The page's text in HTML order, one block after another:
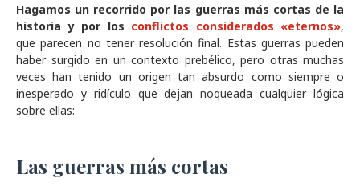
Hagamos un recorrido por las guerras más cortas de la
historia y por los conflictos considerados «eternos»,
que parecen no tener resolución final. Estas guerras pueden
haber surgido en un contexto prebélico, pero otras muchas
veces han tenido un origen tan absurdo como siempre o
inesperado y ridículo que dejan noqueada cualquier lógica
sobre ellas:
Las guerras más cortas